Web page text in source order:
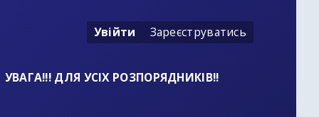
Увійти Зареєструватись
УВАГА!!! ДЛЯ УСІХ РОЗПОРЯДНИКІВ!!